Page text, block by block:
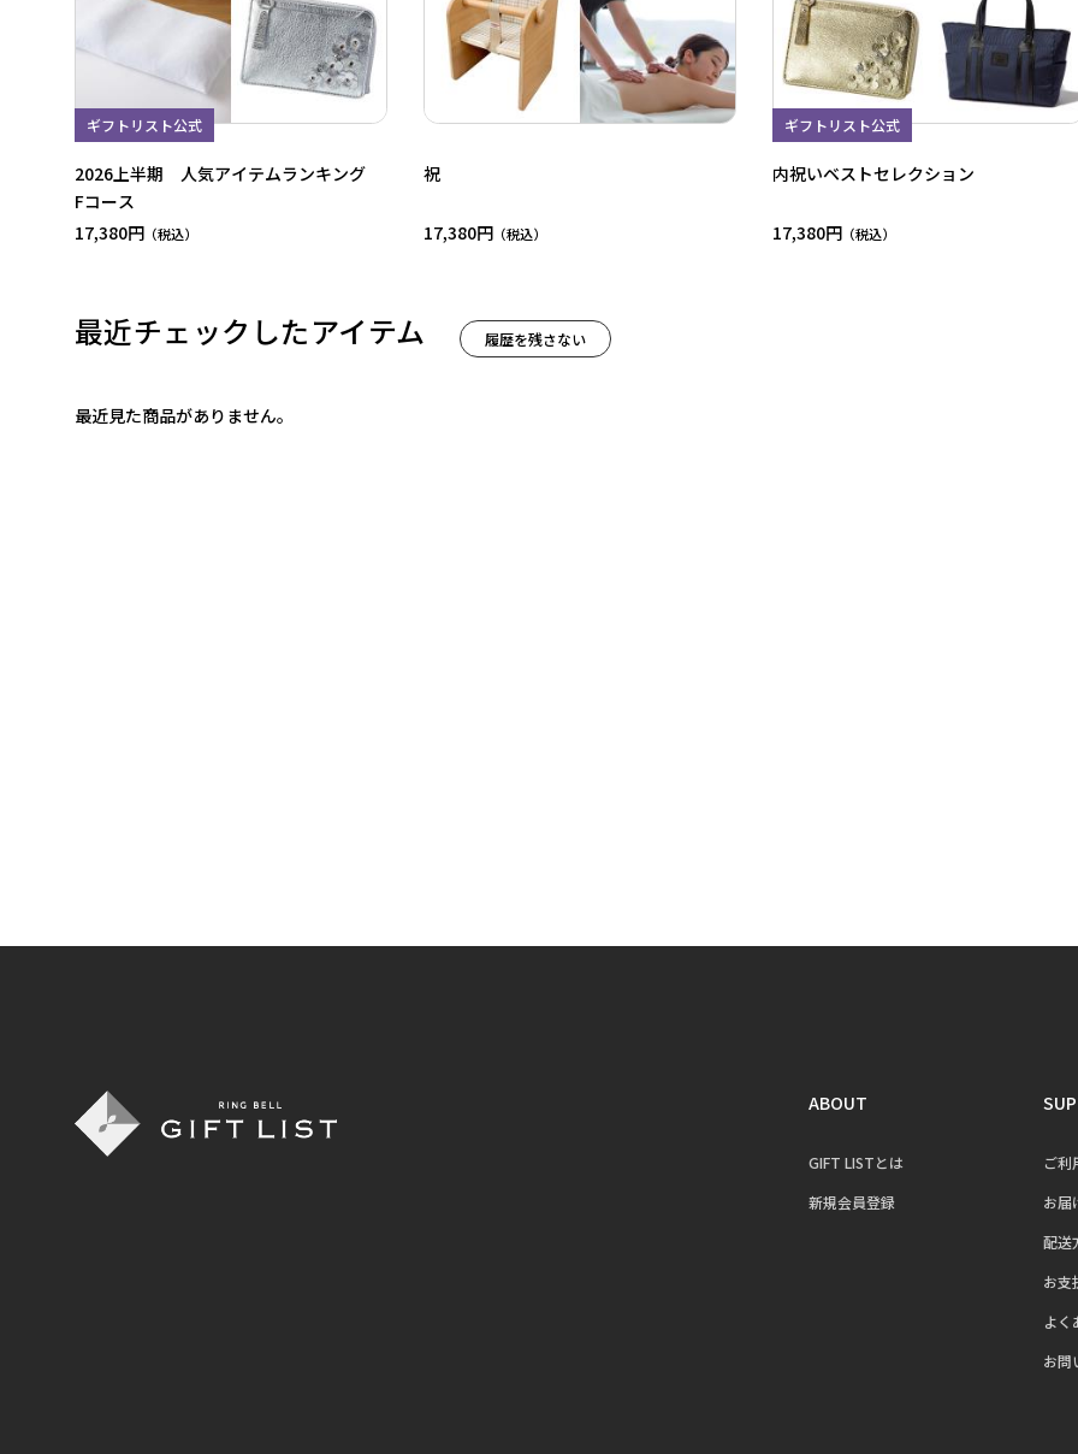
ギフトリスト公式
2026上半期 人気アイテムランキング
Fコース
17,380円
祝
17,380円
ギフトリスト公式
内祝いベストセレクション
17,380円
最近チェックしたアイテム
最近見た商品がありません。
履歴を残さない
ABOUT
GIFT LISTとは
新規会員登録
ご利
お届
配送
お支
よく
お問